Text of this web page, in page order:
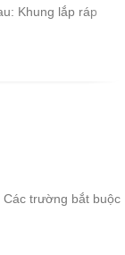
Khung lắp ráp
Các trường bắt buộc